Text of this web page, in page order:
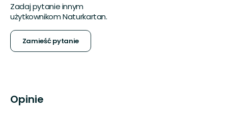
Zadaj pytanie innym
użytkownikom Naturkartan.
Zamieść pytanie
Opinie